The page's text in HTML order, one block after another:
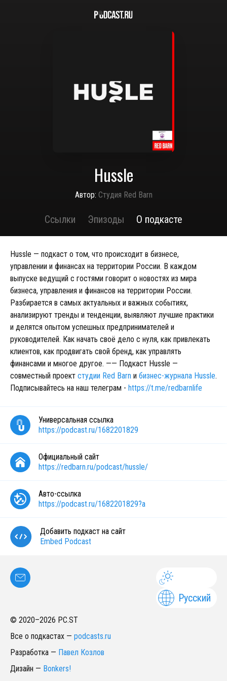
Hussle
Автор: Студия Red Barn
Ссылки Эпизоды О подкасте
Hussle — подкаст о том, что происходит в бизнесе,
управлении и финансах на территории России. В каждом
выпуске ведущий с гостями говорит о новостях из мира
бизнеса, управления и финансов на территории России.
Разбирается в самых актуальных и важных событиях,
анализируют тренды и тенденции, выявляют лучшие практики
и делятся опытом успешных предпринимателей и
руководителей. Как начать своё дело с нуля, как привлекать
клиентов, как продвигать свой бренд, как управлять
финансами и многое другое. —— Подкаст Hussle —
совместный проект студии Red Barn и бизнес-журнала Hussle.
Подписывайтесь на наш телеграм - https://t.me/redbarnlife
Универсальная ссылка
https://podcast.ru/1682201829
Официальный сайт
https://redbarn.ru/podcast/hussle/
Авто-ссылка
https://podcast.ru/1682201829?a
Добавить подкаст на сайт
Embed Podcast
Русский
© 2020–2026 PC.ST
Все о подкастах — podcasts.ru
Разработка — Павел Козлов
Дизайн — Bonkers!